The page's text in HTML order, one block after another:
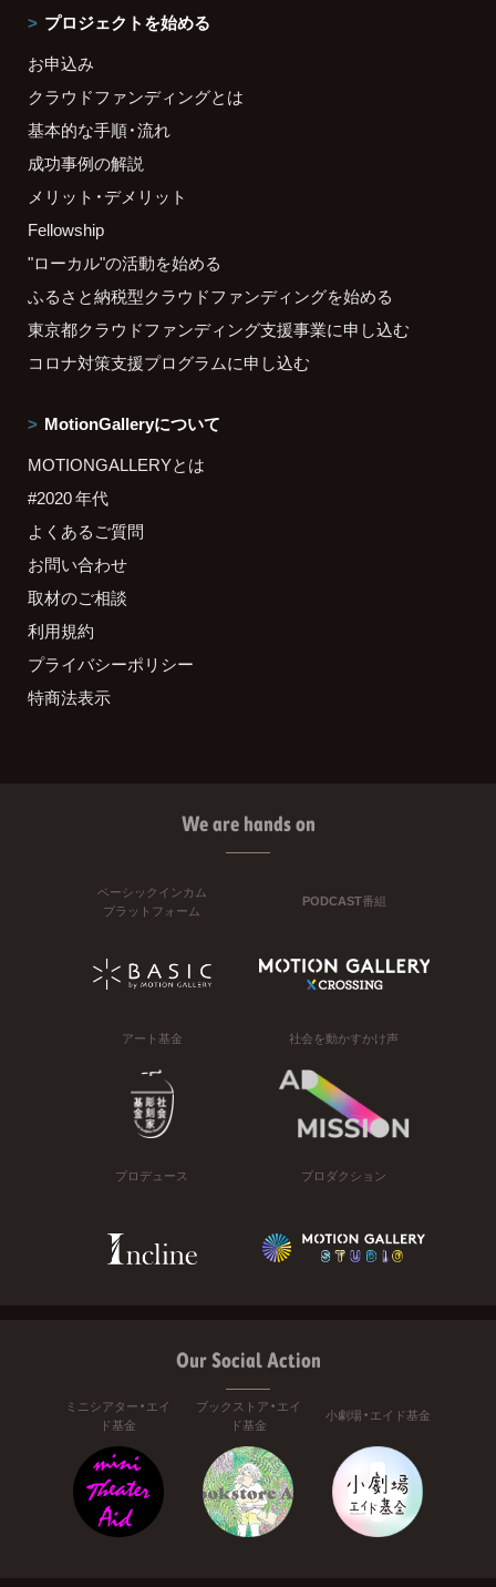
プロジェクトを始める
お申込み
クラウドファンディングとは
基本的な手順・流れ
成功事例の解説
メリット・デメリット
Fellowship
"ローカル"の活動を始める
ふるさと納税型クラウドファンディングを始める
東京都クラウドファンディング支援事業に申し込む
コロナ対策支援プログラムに申し込む
MotionGalleryについて
MOTIONGALLERYとは
#2020 年代
よくあるご質問
お問い合わせ
取材のご相談
利用規約
プライバシーポリシー
特商法表示
We are hands on
ベーシックインカム
プラットフォーム
PODCAST番組
アート基金 社会を動かすかけ声
プロデュース プロダクション
Our Social Action
ミニシアター・エイ
ド基金
ブックストア・エイ
ド基金
小劇場・エイド基金